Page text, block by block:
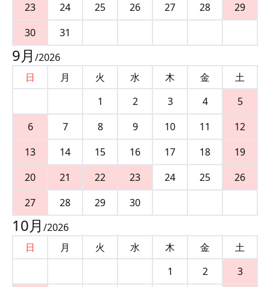
23
24 25 26 27 28
29
30
31
9月 /2026
日
月 火 水 木 金
土
1
2 3 4
5
6
7 8 9 10 11
12
13
14 15 16 17 18
19
20
21 22 23 24 25
26
27
28 29 30
10月 /2026
日
月 火 水 木 金
土
1
2
3